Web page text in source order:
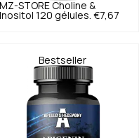
MZ-STORE Choline &
Inositol 120 gélules. €7,67
Bestseller